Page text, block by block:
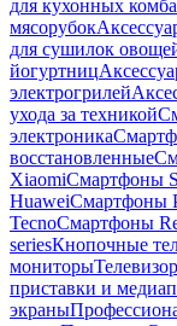
для кухонных
мясорубок
для сушилок
йогуртниц
электрогрилей
ухода за техникой
электроника
восстановленные
XiaomiСмартфоны
HuaweiСмартфоны
TecnoСмартфоны
seriesКнопочные
мониторы
приставки и
экраны